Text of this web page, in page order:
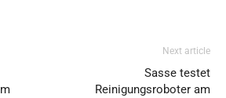
Next article
Sasse testet
Reinigungsroboter am